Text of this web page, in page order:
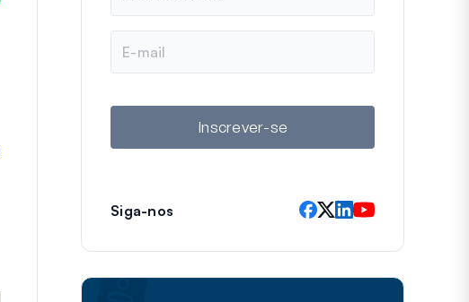
m
e
m
i
Inscrever-se
Siga-nos